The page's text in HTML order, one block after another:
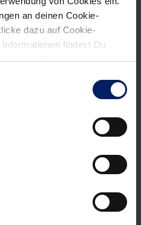
an deinen Cookie-
dazu auf Cookie-
findest Du
.